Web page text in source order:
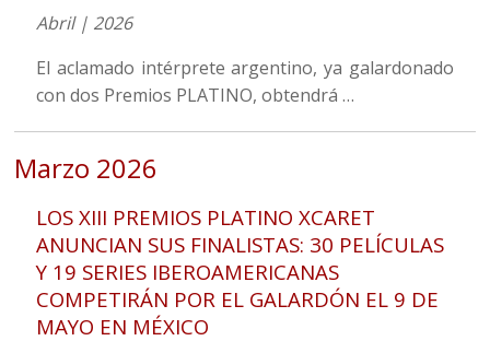
Abril | 2026
El aclamado intérprete argentino, ya galardonado
con dos Premios PLATINO, obtendrá …
Marzo 2026
LOS XIII PREMIOS PLATINO XCARET
ANUNCIAN SUS FINALISTAS: 30 PELÍCULAS
Y 19 SERIES IBEROAMERICANAS
COMPETIRÁN POR EL GALARDÓN EL 9 DE
MAYO EN MÉXICO